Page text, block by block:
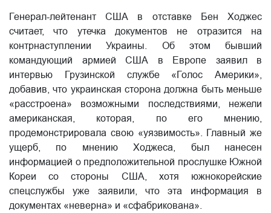
Генерал-лейтенант США в отставке Бен Ходжес
считает, что утечка документов не отразится на
контрнаступлении Украины. Об этом бывший
командующий армией США в Европе заявил в
интервью Грузинской службе «Голос Америки»,
добавив, что украинская сторона должна быть меньше
«расстроена» возможными последствиями, нежели
американская, которая, по его мнению,
продемонстрировала свою «уязвимость». Главный же
ущерб, по мнению Ходжеса, был нанесен
информацией о предположительной прослушке Южной
Кореи со стороны США, хотя южнокорейские
спецслужбы уже заявили, что эта информация в
документах «неверна» и «сфабрикована».